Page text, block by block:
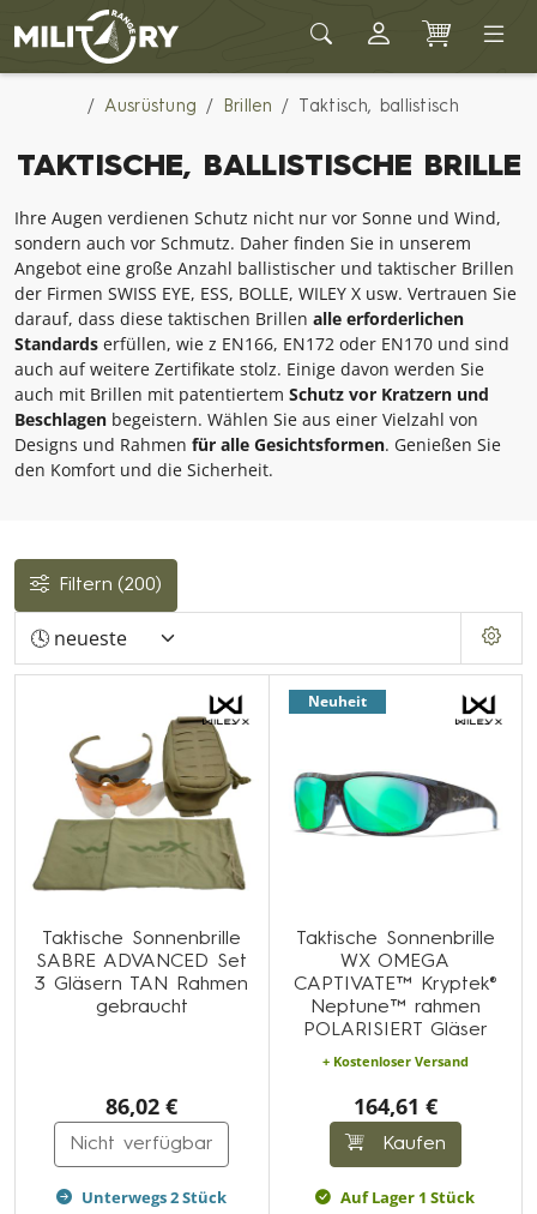
Army shop MILITARY RANGE
Ausrüstung Brillen Taktisch, ballistisch
TAKTISCHE, BALLISTISCHE BRILLE
Ihre Augen verdienen Schutz nicht nur vor Sonne und Wind,
sondern auch vor Schmutz. Daher finden Sie in unserem
Angebot eine große Anzahl ballistischer und taktischer Brillen
der Firmen SWISS EYE, ESS, BOLLE, WILEY X usw. Vertrauen Sie
darauf, dass diese taktischen Brillen alle erforderlichen
Standards erfüllen, wie z EN166, EN172 oder EN170 und sind
auch auf weitere Zertifikate stolz. Einige davon werden Sie
auch mit Brillen mit patentiertem Schutz vor Kratzern und
Beschlagen begeistern. Wählen Sie aus einer Vielzahl von
Designs und Rahmen für alle Gesichtsformen. Genießen Sie
den Komfort und die Sicherheit.
Filtern (200)
Taktische Sonnenbrille
SABRE ADVANCED Set
3 Gläsern TAN Rahmen
gebraucht
86,02 €
Nicht verfügbar
Unterwegs 2 Stück
Neuheit
Taktische Sonnenbrille
WX OMEGA
CAPTIVATE™ Kryptek®
Neptune™ rahmen
POLARISIERT Gläser
+ Kostenloser Versand
164,61 €
Kaufen
Auf Lager 1 Stück